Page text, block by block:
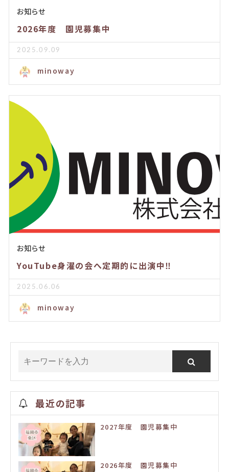
お知らせ
2026年度 園児募集中
2025.09.09
minoway
お知らせ
YouTube身濯の会へ定期的に出演中‼️
2025.06.06
minoway
最近の記事
2027年度 園児募集中
2026年度 園児募集中